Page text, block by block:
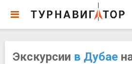
Экскурсии в Дубае